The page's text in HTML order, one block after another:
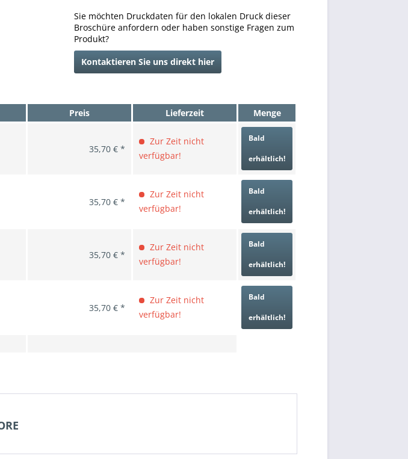
Sie möchten Druckdaten für den lokalen Druck dieser
Broschüre anfordern oder haben sonstige Fragen zum
Produkt?
Kontaktieren Sie uns direkt hier
Preis Lieferzeit Menge
35,70 € *
Zur Zeit nicht
verfügbar!
Bald
erhältlich!
35,70 € *
Zur Zeit nicht
verfügbar!
Bald
erhältlich!
35,70 € *
Zur Zeit nicht
verfügbar!
Bald
erhältlich!
35,70 € *
Zur Zeit nicht
verfügbar!
Bald
erhältlich!